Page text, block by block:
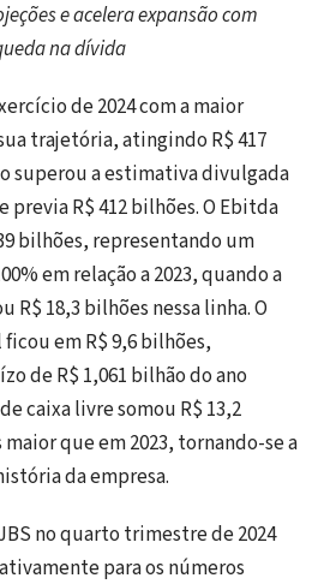
e acelera expansão com
na dívida
de 2024 com a maior
trajetória, atingindo R$ 417
superou a estimativa divulgada
R$ 412 bilhões. O Ebitda
bilhões, representando um
em relação a 2023, quando a
R$ 18,3 bilhões nessa linha. O
em R$ 9,6 bilhões,
de R$ 1,061 bilhão do ano
caixa livre somou R$ 13,2
que em 2023, tornando-se a
da empresa.
no quarto trimestre de 2024
para os números